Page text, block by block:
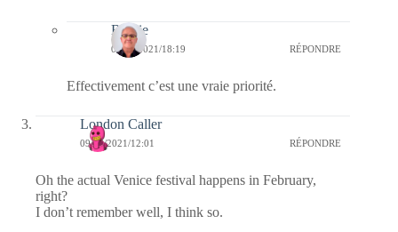
Bernie
09/06/2021/18:19 RÉPONDRE
Effectivement c’est une vraie priorité.
London Caller
09/06/2021/12:01 RÉPONDRE
Oh the actual Venice festival happens in February,
right?
I don’t remember well, I think so.